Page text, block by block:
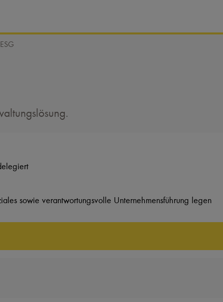
sowie verantwortungsvolle Unternehmensführung legen